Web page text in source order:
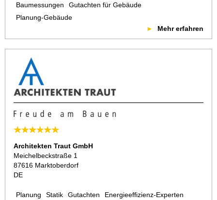
Baumessungen
Gutachten für Gebäude
Planung-Gebäude
Mehr erfahren
Architekten Traut GmbH
Meichelbeckstraße 1
87616 Marktoberdorf
DE
Planung Statik Gutachten
Energieeffizienz-Experten